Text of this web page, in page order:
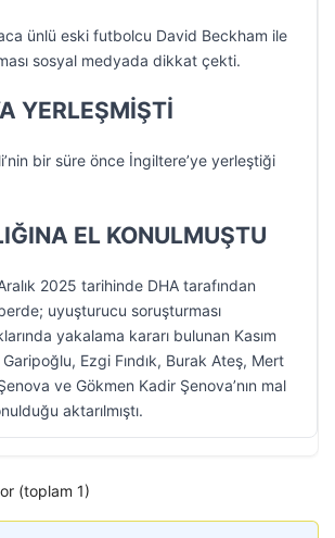
ünlü eski futbolcu David Beckham ile
sosyal medyada dikkat çekti.
YERLEŞMİŞTİ
bir süre önce İngiltere’ye yerleştiği
EL KONULMUŞTU
2025 tarihinde DHA tarafından
uyuşturucu soruşturması
yakalama kararı bulunan Kasım
Ezgi Fındık, Burak Ateş, Mert
ve Gökmen Kadir Şenova’nın mal
aktarılmıştı.
(toplam 1)